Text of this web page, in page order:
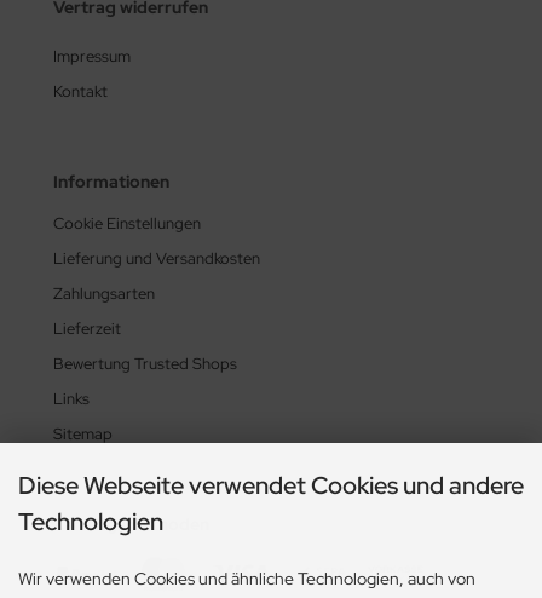
Vertrag widerrufen
Impressum
Kontakt
Informationen
Cookie Einstellungen
Lieferung und Versandkosten
Zahlungsarten
Lieferzeit
Bewertung Trusted Shops
Links
Sitemap
Zahlungsmethoden
Diese Webseite verwendet Cookies und andere
Technologien
Wir verwenden Cookies und ähnliche Technologien, auch von